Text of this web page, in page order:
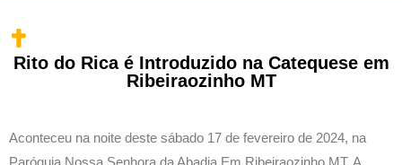
Rito do Rica é Introduzido na Catequese em
Ribeiraozinho MT
Aconteceu na noite deste sábado 17 de fevereiro de 2024, na